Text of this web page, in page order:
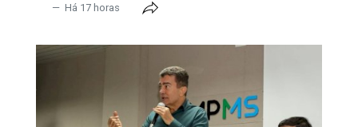
Há 17 horas